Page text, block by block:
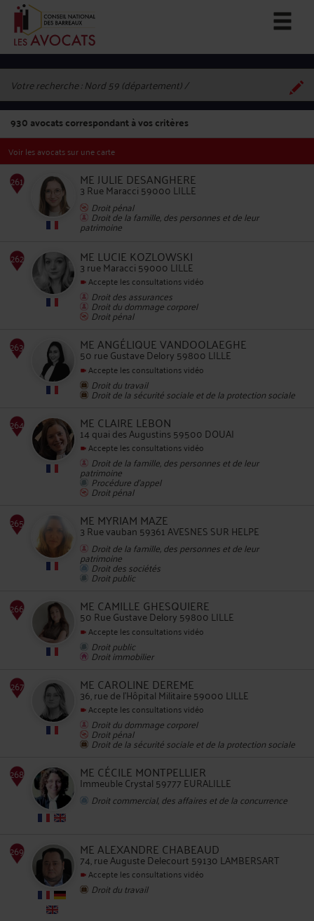
Votre recherche :Nord 59 (département)
930avocats correspondant à vos critères
Voir les avocats sur une carte
ME JULIE DESANGHERE
3 Rue Maracci 59000 LILLE
Droit pénal
Droit de la famille, des personnes et de leur
patrimoine
ME LUCIE KOZLOWSKI
3 rue Maracci 59000 LILLE
Accepte les consultations vidéo
Droit des assurances
Droit du dommage corporel
Droit pénal
263
ME ANGÉLIQUE VANDOOLAEGHE
50 rue Gustave Delory 59800 LILLE
Accepte les consultations vidéo
Droit du travail
Droit de la sécurité sociale et de la protection sociale
264
ME CLAIRE LEBON
14 quai des Augustins 59500 DOUAI
Accepte les consultations vidéo
Droit de la famille, des personnes et de leur
patrimoine
Procédure d'appel
Droit pénal
ME MYRIAM MAZE
3 Rue vauban 59361 AVESNES SUR HELPE
Droit de la famille, des personnes et de leur
patrimoine
Droit des sociétés
Droit public
ME CAMILLE GHESQUIERE
50 Rue Gustave Delory 59800 LILLE
Accepte les consultations vidéo
Droit public
Droit immobilier
267
ME CAROLINE DEREME
36, rue de l'Hôpital Militaire 59000 LILLE
Accepte les consultations vidéo
Droit du dommage corporel
Droit pénal
Droit de la sécurité sociale et de la protection sociale
ME CÉCILE MONTPELLIER
Immeuble Crystal 59777 EURALILLE
Droit commercial, des affaires et de la concurrence
ME ALEXANDRE CHABEAUD
74, rue Auguste Delecourt 59130 LAMBERSART
Accepte les consultations vidéo
Droit du travail